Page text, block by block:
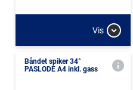
Vis
Båndet spiker 34°
PASLODE A4 inkl. gass